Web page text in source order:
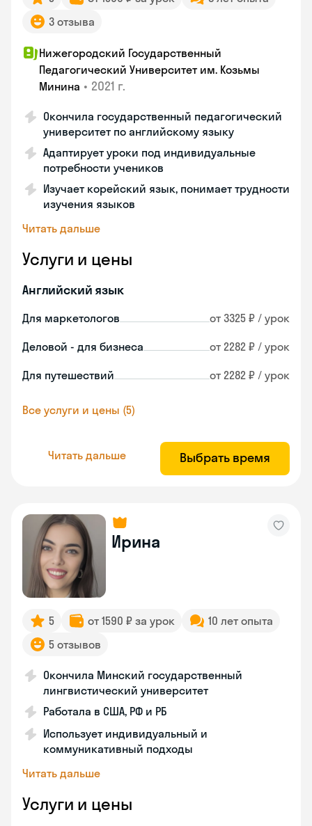
3 отзыва
Нижегородский Государственный
Педагогический Университет им. Козьмы
Минина • 2021 г.
Окончила государственный педагогический
университет по английскому языку
Адаптирует уроки под индивидуальные
потребности учеников
Изучает корейский язык, понимает трудности
изучения языков
Читать дальше
Услуги и цены
Английский язык
Для маркетологов от 3325 ₽ / урок
Деловой - для бизнеса от 2282 ₽ / урок
Для путешествий от 2282 ₽ / урок
Все услуги и цены (5)
Читать дальше Выбрать время
Ирина
5 от 1590 ₽ за урок
10 лет опыта
5 отзывов
Окончила Минский государственный
лингвистический университет
Работала в США, РФ и РБ
Использует индивидуальный и
коммуникативный подходы
Читать дальше
Услуги и цены